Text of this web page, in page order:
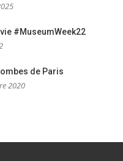
#MuseumWeek22
de Paris
2020